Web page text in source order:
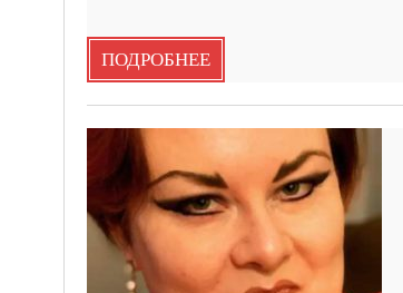
ПОДРОБНЕЕ